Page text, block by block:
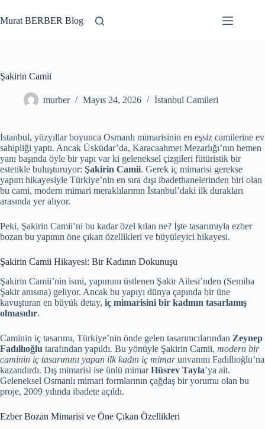
to
content
Murat BERBER Blog
Şakirin Camii
murber Mayıs 24, 2026 İstanbul Camileri
İstanbul, yüzyıllar boyunca Osmanlı mimarisinin en eşsiz camilerine ev
sahipliği yaptı. Ancak Üsküdar’da, Karacaahmet Mezarlığı’nın hemen
yanı başında öyle bir yapı var ki geleneksel çizgileri fütüristik bir
estetikle buluşturuyor: Şakirin Camii. Gerek iç mimarisi gerekse
yapım hikayesiyle Türkiye’nin en sıra dışı ibadethanelerinden biri olan
bu cami, modern mimari meraklılarının İstanbul’daki ilk durakları
arasında yer alıyor.
Peki, Şakirin Camii’ni bu kadar özel kılan ne? İşte tasarımıyla ezber
bozan bu yapının öne çıkan özellikleri ve büyüleyici hikayesi.
Şakirin Camii Hikayesi: Bir Kadının Dokunuşu
Şakirin Camii’nin ismi, yapımını üstlenen Şakir Ailesi’nden (Semiha
Şakir anısına) geliyor. Ancak bu yapıyı dünya çapında bir üne
kavuşturan en büyük detay, iç mimarisini bir kadının tasarlamış
olmasıdır.
Caminin iç tasarımı, Türkiye’nin önde gelen tasarımcılarından Zeynep
Fadıllıoğlu tarafından yapıldı. Bu yönüyle Şakirin Camii, modern bir
caminin iç tasarımını yapan ilk kadın iç mimarunvanını Fadıllıoğlu’na
kazandırdı. Dış mimarisi ise ünlü mimarHüsrev Tayla’ya ait.
Geleneksel Osmanlı mimari formlarının çağdaş bir yorumu olan bu
proje, 2009 yılında ibadete açıldı.
Ezber Bozan Mimarisi ve Öne Çıkan Özellikleri